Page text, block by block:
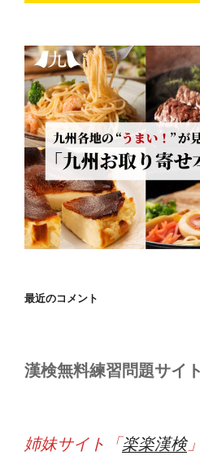
最近のコメント
漢検無料練習問題サイ
姉妹サイト「楽楽漢検